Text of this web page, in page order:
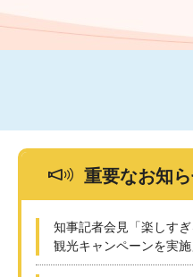
文
重要なお知
知事記者会見「楽しす
観光キャンペーンを実